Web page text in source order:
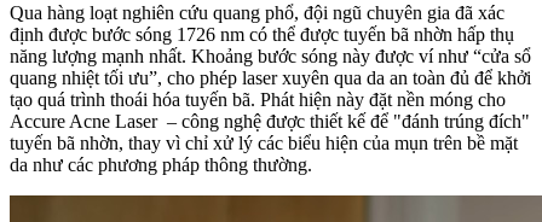
Qua hàng loạt nghiên cứu quang phổ, đội ngũ chuyên gia đã xác
định được bước sóng 1726 nm có thể được tuyến bã nhờn hấp thụ
năng lượng mạnh nhất. Khoảng bước sóng này được ví như “cửa sổ
quang nhiệt tối ưu”, cho phép laser xuyên qua da an toàn đủ để khởi
tạo quá trình thoái hóa tuyến bã. Phát hiện này đặt nền móng cho
Accure Acne Laser – công nghệ được thiết kế để "đánh trúng đích"
tuyến bã nhờn, thay vì chỉ xử lý các biểu hiện của mụn trên bề mặt
da như các phương pháp thông thường.